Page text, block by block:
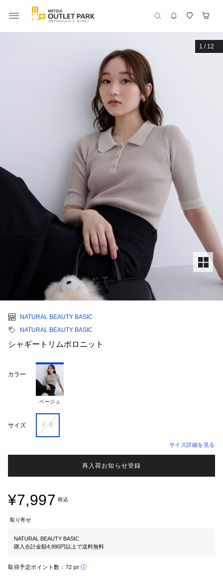
1 / 12
NATURAL BEAUTY BASIC
NATURAL BEAUTY BASIC
シャギートリムポロニット
カラー
ベージュ
サイズ ＦＲ
サイズ詳細を見る
再入荷お知らせ登録
¥7,997 税込
取り寄せ
NATURAL BEAUTY BASIC
購入合計金額4,990円以上で送料無料
取得予定ポイント数： 72 pt